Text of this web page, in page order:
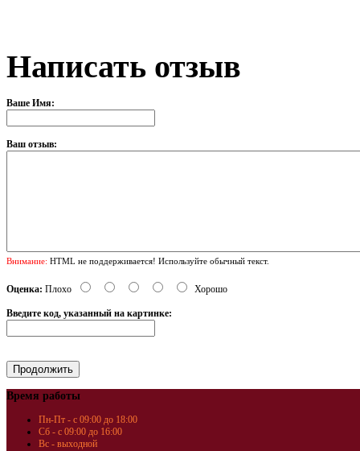
Написать отзыв
Ваше Имя:
Ваш отзыв:
Внимание: HTML не поддерживается! Используйте обычный текст.
Оценка: Плохо Хорошо
Введите код, указанный на картинке:
Время работы
Пн-Пт - с 09:00 до 18:00
Сб - с 09:00 до 16:00
Вс - выходной